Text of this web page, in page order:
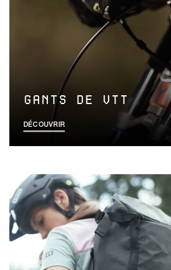
GANTS DE VTT
DÉCOUVRIR